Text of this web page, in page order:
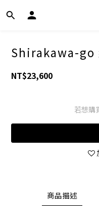
Shirakawa-go
NT$23,600
若想購
商品描述